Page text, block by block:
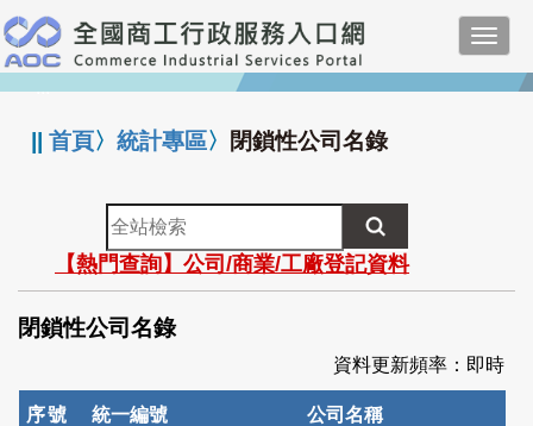
跳
到
主
要
:::
||首頁〉統計專區〉 閉鎖性公司名錄
全
站
檢
索
【熱門查詢】公司/商業/工廠登記資料
閉鎖性公司名錄
資料更新頻率：即時
序號 統一編號 公司名稱